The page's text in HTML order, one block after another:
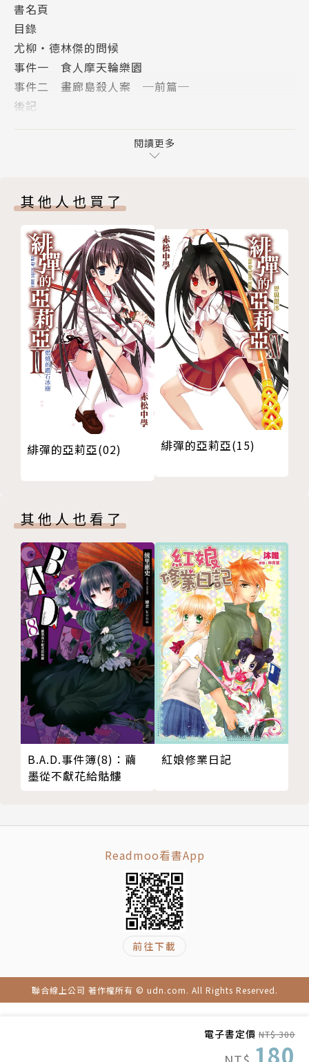
電子書定價 NT$ 300
180
有一天，兩人接到來自英國最強偵探，同時也是父親故
交的費多聯絡。後續在朔也與費多的眼前，竟發生了
「摩天輪轉一圈的十分鐘之內在十五間密室犯案」的不
可能犯罪！？除遊樂園的獵奇犯罪事件「食人摩天輪樂
園」以外，本集亦收錄從某位犯罪者的角度所描寫
「Ｙ‧德林傑的問候」以及在孤島上發生的悽慘殺人事
書名頁
目錄
尤柳‧德林傑的問候
事件一 食人摩天輪樂園
事件二 畫廊島殺人案 ─前篇─
後記
閱讀更多
其他人也買了
緋彈的亞莉亞(02) 緋彈的亞莉亞(15)
其他人也看了
B.A.D.事件簿(8)：繭
墨從不獻花給骷髏
紅娘修業日記
Readmoo看書App
前往下載
聯合線上公司 著作權所有 © udn.com. All Rights Reserved.